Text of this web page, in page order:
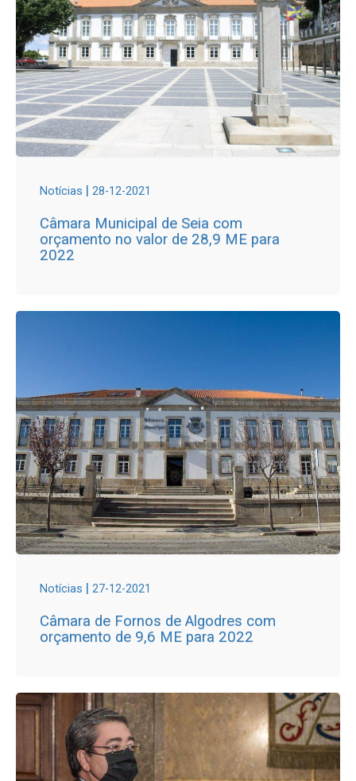
Notícias | 28-12-2021
Câmara Municipal de Seia com
orçamento no valor de 28,9 ME para
2022
Notícias | 27-12-2021
Câmara de Fornos de Algodres com
orçamento de 9,6 ME para 2022